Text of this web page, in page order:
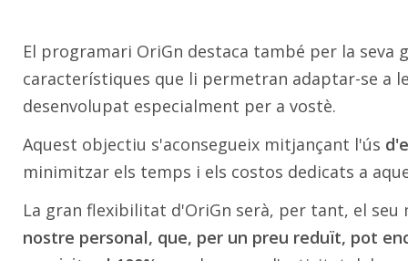
El programari OriGn destaca també per la
característiques que li permetran adaptar-se a
desenvolupat especialment per a vostè.
Aquest objectiu s'aconsegueix mitjançant l'ús
minimitzar els temps i els costos dedicats a
La gran flexibilitat d'OriGn serà, per tant, el
nostre personal, que, per un preu reduït, pot